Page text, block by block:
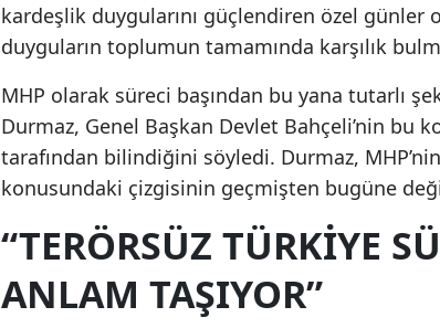
kardeşlik duygularını güçlendiren özel
duyguların toplumun tamamında karşılık
MHP olarak süreci başından bu yana tutarlı
Durmaz, Genel Başkan Devlet Bahçeli’nin bu
tarafından bilindiğini söyledi. Durmaz,
konusundaki çizgisinin geçmişten bugüne
“TERÖRSÜZ TÜRKIYE
ANLAM TAŞIYOR”